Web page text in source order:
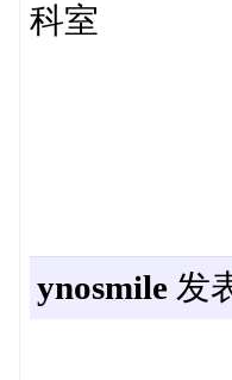
科室
ynosmile发